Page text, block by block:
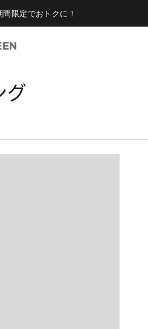
限定でおトクに！
グ